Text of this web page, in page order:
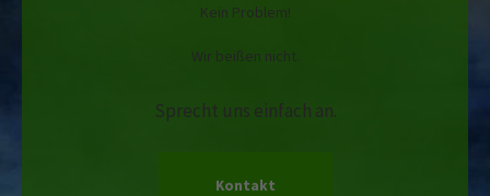
Kein Problem!
Wir beißen nicht.
Sprecht uns einfach an.
Kontakt